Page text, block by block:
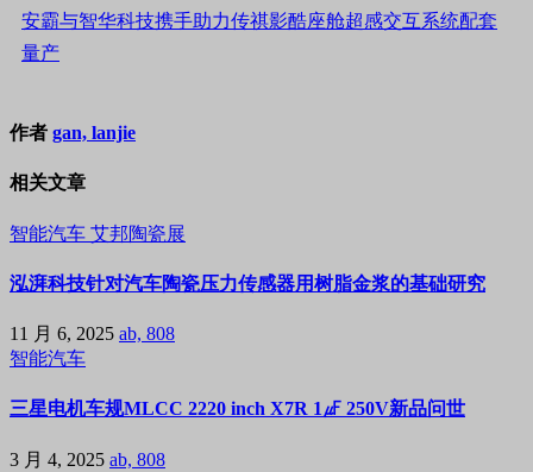
安霸与智华科技携手助力传祺影酷座舱超感交互系统配套
量产
作者 gan, lanjie
相关文章
智能汽车 艾邦陶瓷展
泓湃科技针对汽车陶瓷压力传感器用树脂金浆的基础研究
11 月 6, 2025 ab, 808
智能汽车
三星电机车规MLCC 2220 inch X7R 1㎌ 250V新品问世
3 月 4, 2025 ab, 808